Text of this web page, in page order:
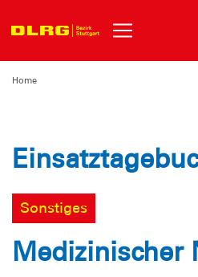
Home
Sonstiges
Medizinischer